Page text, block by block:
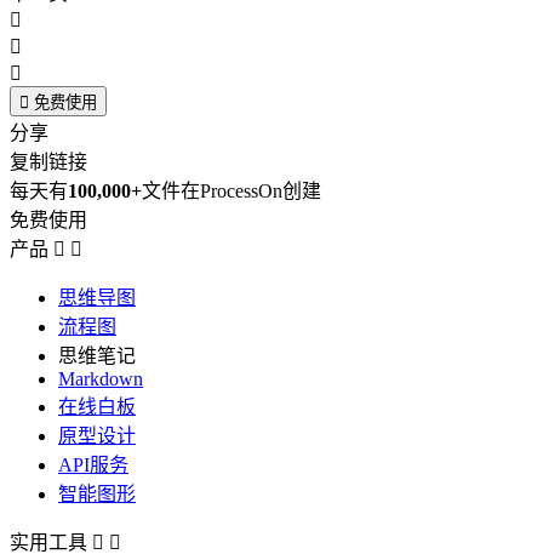



 免费使用
分享
复制链接
每天有100,000+文件在ProcessOn创建
免费使用
产品  
思维导图
流程图
思维笔记
Markdown
在线白板
原型设计
API服务
智能图形
实用工具  